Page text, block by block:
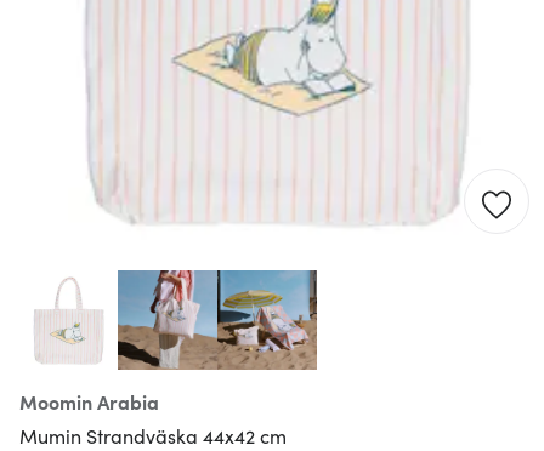
Moomin Arabia
Mumin Strandväska 44x42 cm